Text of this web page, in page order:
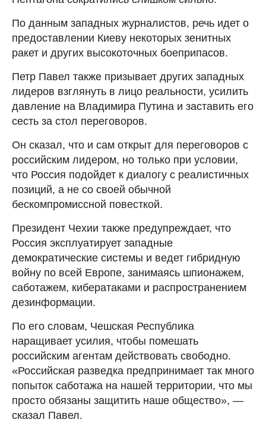
По данным западных журналистов, речь идет о
предоставлении Киеву некоторых зенитных
ракет и других высокоточных боеприпасов.
Петр Павел также призывает других западных
лидеров взглянуть в лицо реальности, усилить
давление на Владимира Путина и заставить его
сесть за стол переговоров.
Он сказал, что и сам открыт для переговоров с
российским лидером, но только при условии,
что Россия подойдет к диалогу с реалистичных
позиций, а не со своей обычной
бескомпромиссной повесткой.
Президент Чехии также предупреждает, что
Россия эксплуатирует западные
демократические системы и ведет гибридную
войну по всей Европе, занимаясь шпионажем,
саботажем, кибератаками и распространением
дезинформации.
По его словам, Чешская Республика
наращивает усилия, чтобы помешать
российским агентам действовать свободно.
«Российская разведка предпринимает так много
попыток саботажа на нашей территории, что мы
просто обязаны защитить наше общество», —
сказал Павел.